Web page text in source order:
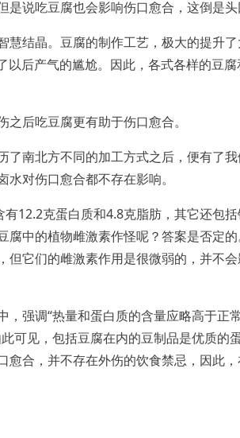
说吃豆腐也会影响伤口愈合，这倒是头
结晶。豆腐的制作工艺，极大的提升
后产气的尴尬。因此，各式各样的豆
后吃豆腐更有助于伤口愈合。
南北方不同的加工方式之后，便有了
对伤口愈合都不存在影响。
12.2克蛋白质和4.8克脂肪，其它还包
中的植物雌激素作怪呢？答案是否定
它们的雌激素作用是很微弱的，并不
强调“热量和蛋白质的含量应略高于正
可见，包括豆腐在内的豆制品是优质的
合，并不存在外伤的饮食禁忌，因此